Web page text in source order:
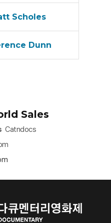
Scholes
Dunn
Sales
Catndocs